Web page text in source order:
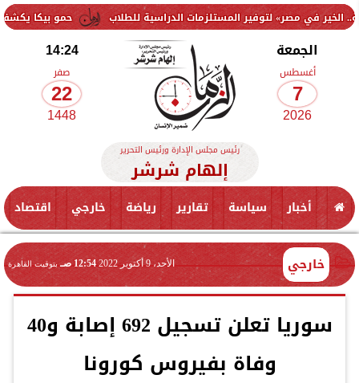
حمو بيكا يكشف سر خسارة 40 كيلو في شهرين: التزمت بنظام غذائي وتعليمات الطبيب لتوفير المستلزمات الدراسية للطلاب
الجمعة
أغسطس
7
2026
14:24
صفر
22
1448
رئيس مجلس الإدارة ورئيس التحرير
إلهام شرشر
أخبار سياسة تقارير رياضة خارجي اقتصاد
خارجي الأحد، 9 أكتوبر 2022 12:54 صـ بتوقيت القاهرة
سوريا تعلن تسجيل 692 إصابة و40
وفاة بفيروس كورونا